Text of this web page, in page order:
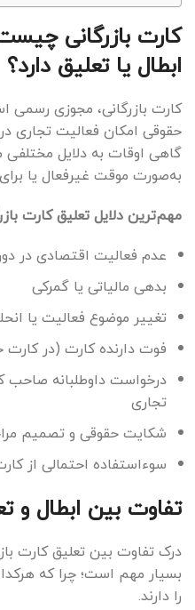
کارت بازرگانی
ابطال یا تعلیق دارد؟
کارت بازرگانی، مجوزی
حقوقی امکان فعالیت تجاری
گاهی اوقات به دلایل
به‌صورت موقت غیرفعال یا
مهم‌ترین دلایل تعلیق کارت
عدم فعالیت اقتصادی در
بدهی مالیاتی یا گمرکی
تغییر موضوع فعالیت یا
فوت دارنده کارت (در
درخواست داوطلبانه صاحب
تجاری
شکایت حقوقی و تصمیم
سوءاستفاده احتمالی از
تفاوت بین ابطال و
درک تفاوت بین تعلیق کارت
بسیار مهم است؛ چرا که
را دارند.